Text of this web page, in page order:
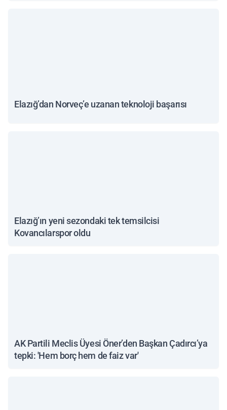
Elazığ’dan Norveç’e uzanan teknoloji başarısı
Elazığ’ın yeni sezondaki tek temsilcisi
Kovancılarspor oldu
AK Partili Meclis Üyesi Öner’den Başkan Çadırcı’ya
tepki: 'Hem borç hem de faiz var'